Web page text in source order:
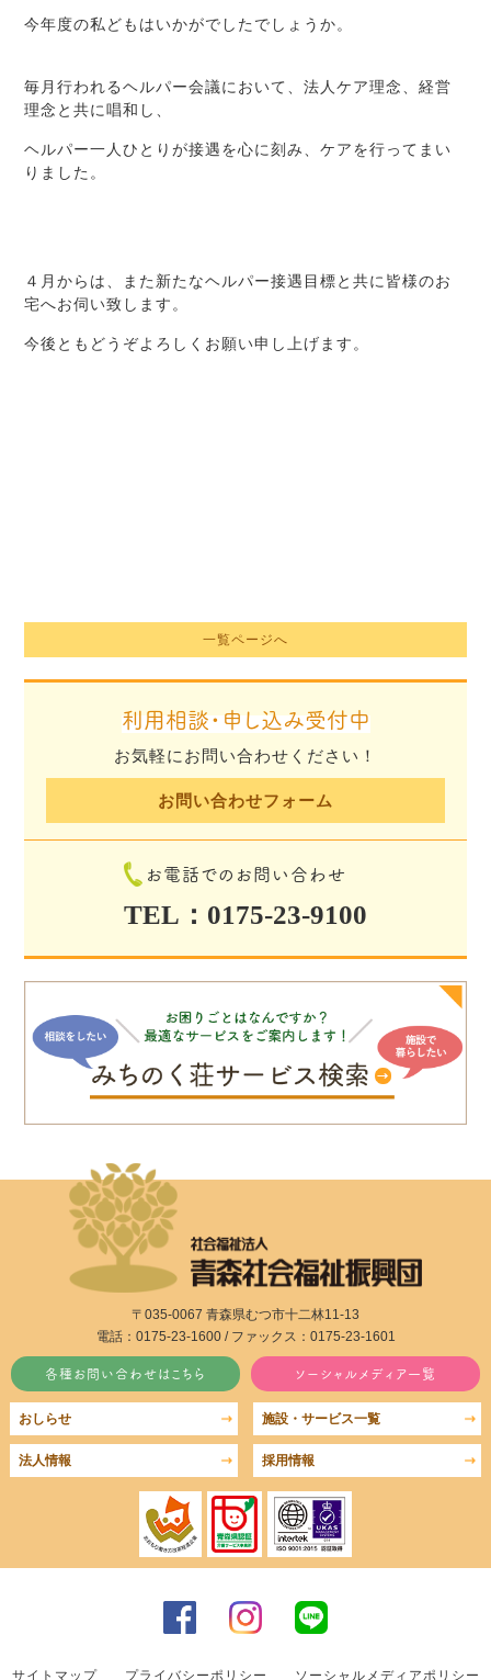
今年度の私どもはいかがでしたでしょうか。
毎月行われるヘルパー会議において、法人ケア理念、経営
理念と共に唱和し、
ヘルパー一人ひとりが接遇を心に刻み、ケアを行ってまい
りました。
４月からは、また新たなヘルパー接遇目標と共に皆様のお
宅へお伺い致します。
今後ともどうぞよろしくお願い申し上げます。
一覧ページへ
利用相談・申し込み受付中
お気軽にお問い合わせください！
お問い合わせフォーム
お電話でのお問い合わせ
TEL：0175-23-9100
〒035-0067 青森県むつ市十二林11-13
電話：0175-23-1600 / ファックス：0175-23-1601
各種お問い合わせはこちら ソーシャルメディア一覧
施設・サービス一覧
おしらせ
法人情報 採用情報
サイトマップ プライバシーポリシー ソーシャルメディアポリシー